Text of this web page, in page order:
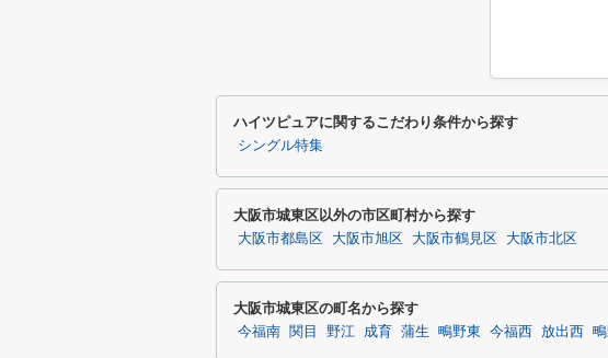
ハイツピュアに関するこだわり条件から探す
シングル特集
大阪市城東区以外の市区町村から探す
大阪市都島区 大阪市旭区 大阪市鶴見区 大阪市北区
大阪市城東区の町名から探す
今福南 関目 野江 成育 蒲生 鴫野東 今福西 放出西